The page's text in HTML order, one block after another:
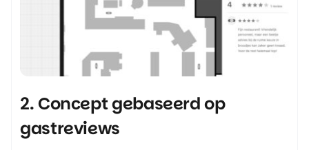
2. Concept gebaseerd op
gastreviews